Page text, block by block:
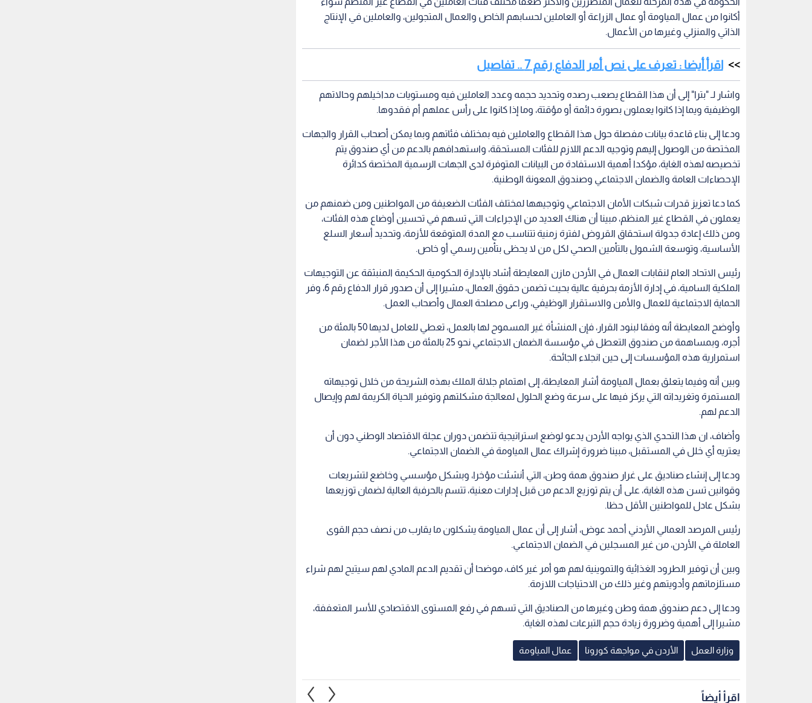
أكانوا من عمال المياومة أو عمال الزراعة أو العاملين لحسابهم الخاص والعمال المتجولين، والعاملين في الإنتاج
الذاتي والمنزلي وغيرها من الأعمال.
اقرأ أيضا : تعرف على نص أمر الدفاع رقم 7 .. تفاصيل
واشار لـ "بترا" إلى أن هذا القطاع يصعب رصده وتحديد حجمه وعدد العاملين فيه ومستويات مداخيلهم وحالاتهم
الوظيفية ويما إذا كانوا يعملون بصورة دائمة أو مؤقتة، وما إذا كانوا على رأس عملهم أم فقدوها.
ودعا إلى بناء قاعدة بيانات مفصلة حول هذا القطاع والعاملين فيه بمختلف فئاتهم وبما يمكن أصحاب القرار والجهات
المختصة من الوصول إليهم وتوجيه الدعم اللازم للفئات المستحقة، واستهدافهم بالدعم من أي صندوق يتم
تخصيصه لهذه الغاية، مؤكدا أهمية الاستفادة من البيانات المتوفرة لدى الجهات الرسمية المختصة كدائرة
الإحصاءات العامة والضمان الاجتماعي وصندوق المعونة الوطنية.
كما دعا تعزيز قدرات شبكات الأمان الاجتماعي وتوجيهها لمختلف الفئات الضعيفة من المواطنين ومن ضمنهم من
يعملون في القطاع غير المنظم، مبينا أن هناك العديد من الإجراءات التي تسهم في تحسين أوضاع هذه الفئات،
ومن ذلك إعادة جدولة استحقاق القروض لفترة زمنية تتناسب مع المدة المتوقعة للأزمة، وتحديد أسعار السلع
الأساسية، وتوسعة الشمول بالتأمين الصحي لكل من لا يحظى بتأمين رسمي أو خاص.
رئيس الاتحاد العام لنقابات العمال في الأردن مازن المعايطة ‏أشاد بالإدارة الحكومية الحكيمة المنبثقة عن التوجيهات
الملكية السامية، في إدارة الأزمة بحرفية عالية بحيث تضمن حقوق العمال، مشيرا إلى أن صدور قرار الدفاع رقم 6، وفر
الحماية الاجتماعية للعمال والأمن والاستقرار الوظيفي، وراعى مصلحة العمال وأصحاب العمل.
‏وأوضح المعايطة أنه وفقا لبنود القرار، فإن المنشأة غير المسموح لها بالعمل، تعطي للعامل لديها 50 بالمئة من
أجره، وبمساهمة من صندوق التعطل في مؤسسة الضمان الاجتماعي نحو 25 بالمئة من هذا الأجر لضمان
استمرارية هذه المؤسسات إلى حين انجلاء الجائحة.
وبين أنه وفيما يتعلق بعمال المياومة أشار المعايطة، إلى اهتمام جلالة الملك بهذه الشريحة من خلال توجيهاته
المستمرة وتغريداته التي يركز فيها على سرعة وضع الحلول لمعالجة مشكلتهم وتوفير الحياة ‏الكريمة لهم وإيصال
الدعم لهم.
‏وأضاف، ان هذا التحدي الذي يواجه الأردن يدعو لوضع استراتيجية تتضمن دوران عجلة الاقتصاد الوطني دون أن
يعتريه أي خلل في المستقبل، مبينا ضرورة إشراك عمال المياومة في الضمان الاجتماعي.
ودعا إلى إنشاء صناديق على غرار صندوق همة وطن، التي أنشئت مؤخرا، وبشكل مؤسسي وخاضع لتشريعات
وقوانين تسن هذه الغاية، على أن يتم توزيع الدعم من قبل إدارات معنية، تتسم بالحرفية العالية لضمان توزيعها
بشكل عادل للمواطنين الأقل حظا.
‏رئيس ‏المرصد العمالي الأردني أحمد عوض، أشار إلى أن عمال المياومة يشكلون ما يقارب من نصف حجم القوى
العاملة في الأردن، من غير المسجلين في الضمان الاجتماعي.
وبين أن توفير الطرود الغذائية والتموينية لهم هو أمر غير كاف، موضحا أن تقديم الدعم المادي لهم سيتيح لهم شراء
مستلزماتهم وأدويتهم وغير ذلك من الاحتياجات اللازمة.
ودعا إلى ‏دعم صندوق همة وطن وغيرها من الصناديق التي تسهم في رفع المستوى الاقتصادي للأسر المتعففة،
مشيرا إلى أهمية وضرورة زيادة حجم التبرعات لهذه الغاية.
وزارة العمل الأردن في مواجهة كورونا عمال المياومة
اقرأ أيضاً